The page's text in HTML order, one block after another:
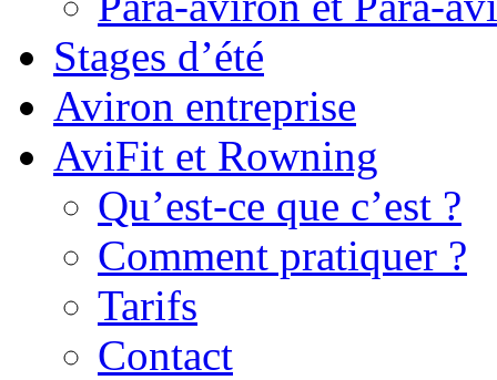
Stages d’été
Aviron entreprise
AviFit et Rowning
Qu’est-ce que c’est ?
Comment pratiquer ?
Tarifs
Contact